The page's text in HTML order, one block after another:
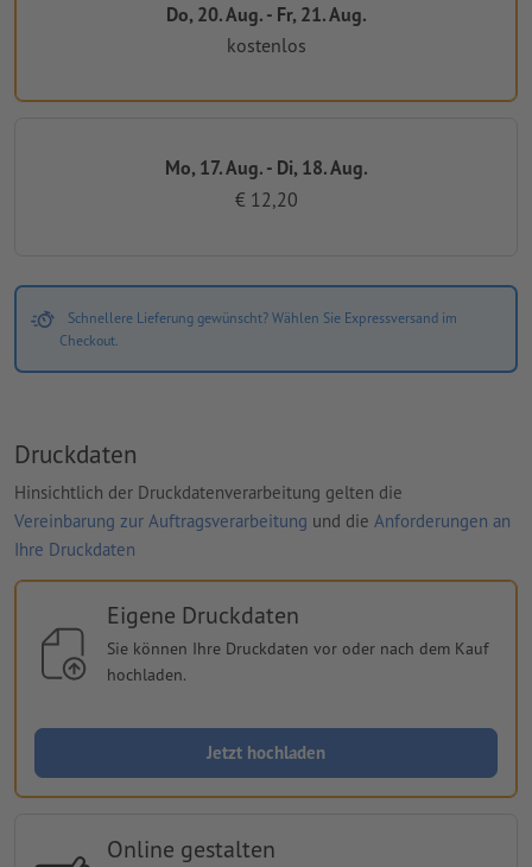
Do, 20. Aug. - Fr, 21. Aug.
kostenlos
Mo, 17. Aug. - Di, 18. Aug.
€ 12,20
Schnellere Lieferung gewünscht? Wählen Sie Expressversand im
Checkout.
Druckdaten
Hinsichtlich der Druckdatenverarbeitung gelten die
Vereinbarung zur Auftragsverarbeitung und die Anforderungen an
Ihre Druckdaten
Eigene Druckdaten
Sie können Ihre Druckdaten vor oder nach dem Kauf
hochladen.
Jetzt hochladen
Online gestalten